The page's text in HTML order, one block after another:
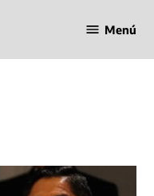
Menú